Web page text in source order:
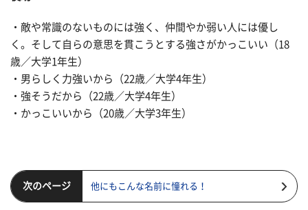
・敵や常識のないものには強く、仲間やか弱い人には優し
く。そして自らの意思を貫こうとする強さがかっこいい（18
歳／大学1年生）
・男らしく力強いから（22歳／大学4年生）
・強そうだから（22歳／大学4年生）
・かっこいいから（20歳／大学3年生）
次のページ 他にもこんな名前に憧れる！